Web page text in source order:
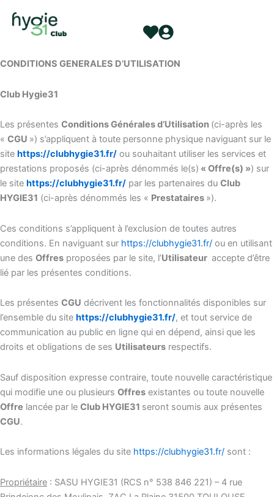
contenu
CONDITIONS GENERALES D’UTILISATION
Club Hygie31
Les présentes Conditions Générales d’Utilisation (ci-après les
« CGU ») s’appliquent à toute personne physique naviguant sur le
site https://clubhygie31.fr/ ou souhaitant utiliser les services et
prestations proposés (ci-après dénommés le(s) « Offre(s) ») sur
le site https://clubhygie31.fr/ par les partenaires du Club
HYGIE31 (ci-après dénommés les « Prestataires »).
Ces conditions s’appliquent à l’exclusion de toutes autres
conditions. En naviguant sur https://clubhygie31.fr/ ou en utilisant
une des Offres proposées par le site, l’Utilisateur accepte d’être
lié par les présentes conditions.
Les présentes CGU décrivent les fonctionnalités disponibles sur
l’ensemble du site https://clubhygie31.fr/, et tout service de
communication au public en ligne qui en dépend, ainsi que les
droits et obligations de ses Utilisateurs respectifs.
Sauf disposition expresse contraire, toute nouvelle caractéristique
qui modifie une ou plusieurs Offres existantes ou toute nouvelle
Offre lancée par le Club HYGIE31 seront soumis aux présentes
CGU.
Les informations légales du site https://clubhygie31.fr/ sont :
Propriétaire : SASU HYGIE31 (RCS n° 538 846 221) – 4 rue